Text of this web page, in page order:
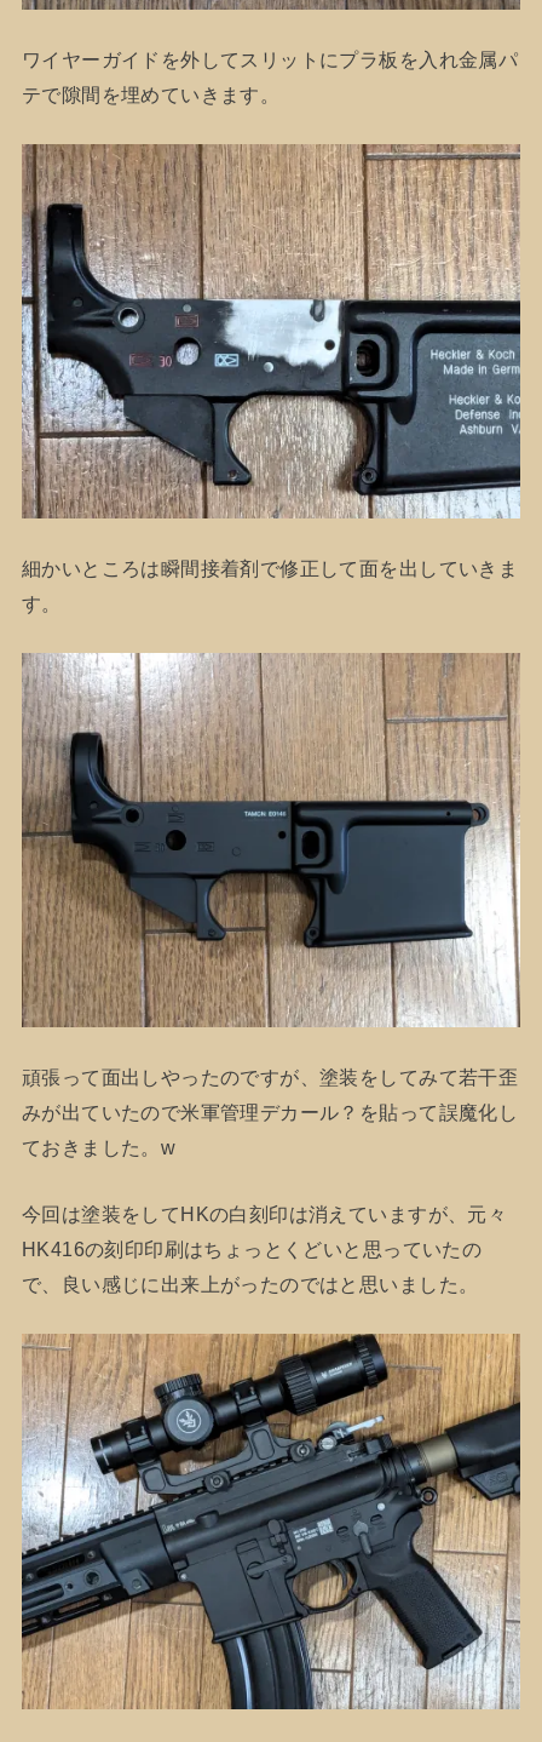
ワイヤーガイドを外してスリットにプラ板を入れ金属パ
テで隙間を埋めていきます。
細かいところは瞬間接着剤で修正して面を出していきま
す。
頑張って面出しやったのですが、塗装をしてみて若干歪
みが出ていたので米軍管理デカール？を貼って誤魔化し
ておきました。w
今回は塗装をしてHKの白刻印は消えていますが、元々
HK416の刻印印刷はちょっとくどいと思っていたの
で、良い感じに出来上がったのではと思いました。